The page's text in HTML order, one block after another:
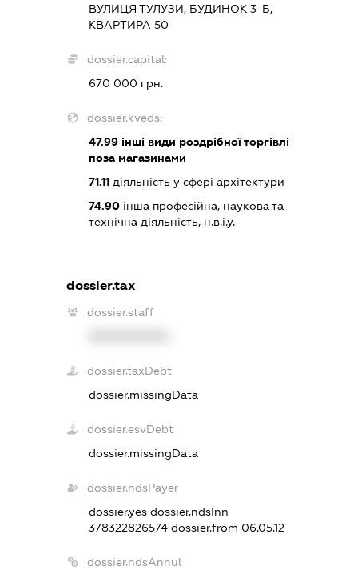
ВУЛИЦЯ ТУЛУЗИ, БУДИНОК 3-Б,
КВАРТИРА 50
dossier.capital:
670 000 грн.
dossier.kveds:
47.99 інші види роздрібної торгівлі
поза магазинами
71.11 діяльність у сфері архітектури
74.90 інша професійна, наукова та
технічна діяльність, н.в.і.у.
dossier.tax
dossier.staff
dossier.taxDebt
dossier.missingData
dossier.esvDebt
dossier.missingData
dossier.ndsPayer
dossier.yesdossier.ndsInn
378322826574dossier.from 06.05.12
dossier.ndsAnnul